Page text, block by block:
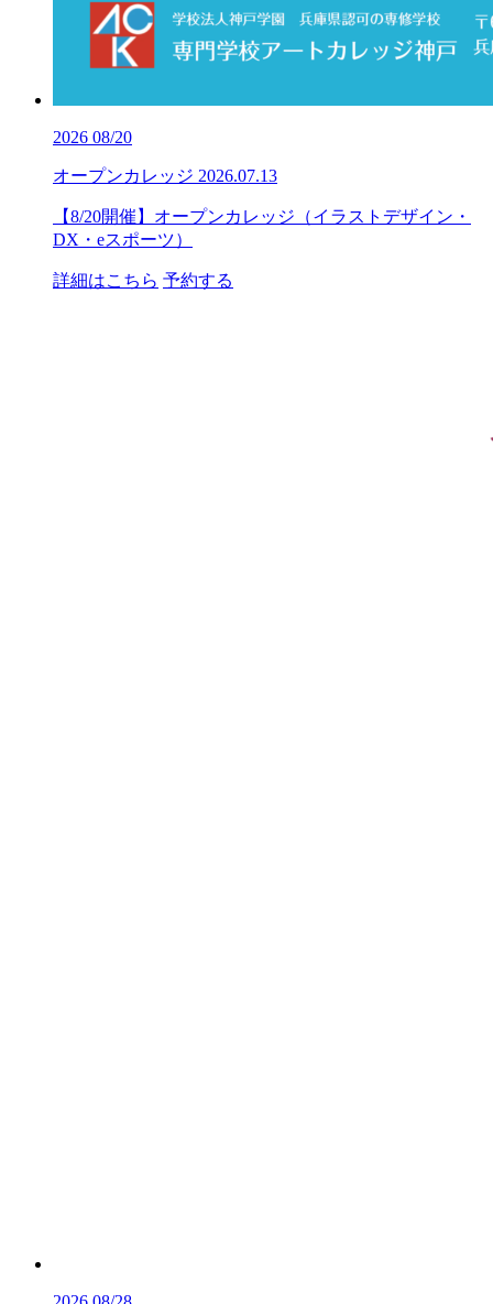
2026 08/20
オープンカレッジ 2026.07.13
【8/20開催】オープンカレッジ（イラストデザイン・
DX・eスポーツ）
詳細はこちら 予約する